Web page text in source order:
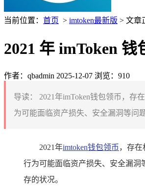
当前位置： 首页 > imtoken最新版 > 文章
2021 年 imToken
作者：qbadmin 2025-12-07 浏览：910
导读：
2021年imToken钱包领币，存
为可能面临资产损失、安全漏洞等问
2021年imtoken钱包领币 ，存
行为可能面临资产损失、安全漏
存的状况。